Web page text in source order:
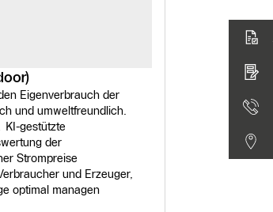
Eigenverbrauch der
und umweltfreundlich.
KI-gestützte
der
Strompreise
und Erzeuger,
optimal managen